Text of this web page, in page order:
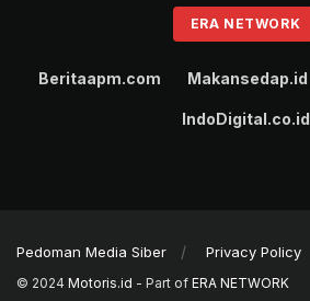
ERA NETWORK
Beritaapm.com Makansedap.id
IndoDigital.co.id
Pedoman Media Siber Privacy Policy
© 2024 Motoris.id - Part of ERA NETWORK